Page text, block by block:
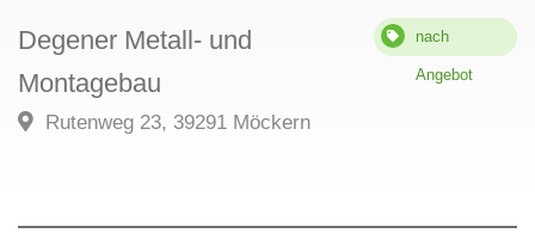
Degener Metall- und
Montagebau
nach
Angebot
Rutenweg 23, 39291 Möckern